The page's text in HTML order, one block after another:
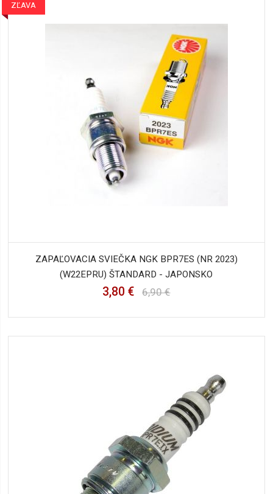
ZĽAVA
ZAPAĽOVACIA SVIEČKA NGK BPR7ES (NR 2023)
(W22EPRU) ŠTANDARD - JAPONSKO
3,80 € 6,90 €